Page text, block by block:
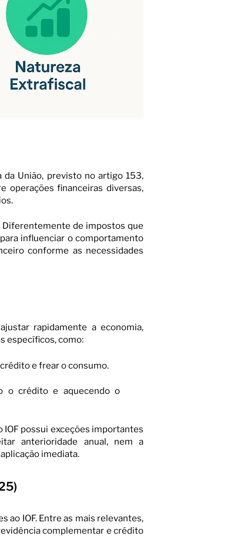
União, previsto no artigo 153,
operações financeiras diversas,
Diferentemente de impostos que
influenciar o comportamento
conforme as necessidades
rapidamente a economia,
específicos, como:
e frear o consumo.
o crédito e aquecendo o
IOF possui exceções importantes
anterioridade anual, nem a
imediata.
ao IOF. Entre as mais relevantes,
complementar e crédito